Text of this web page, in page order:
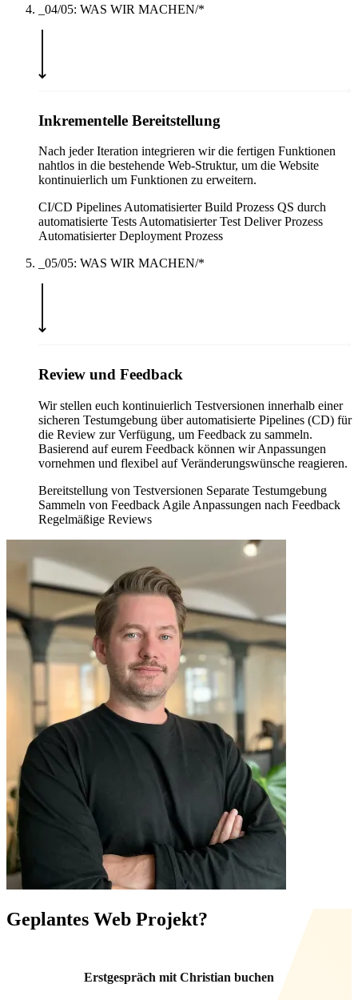
_04/05: WAS WIR MACHEN/*
Inkrementelle Bereitstellung
Nach jeder Iteration integrieren wir die fertigen Funktionen
nahtlos in die bestehende Web-Struktur, um die Website
kontinuierlich um Funktionen zu erweitern.
CI/CD Pipelines Automatisierter Build Prozess QS durch
automatisierte Tests Automatisierter Test Deliver Prozess
Automatisierter Deployment Prozess
_05/05: WAS WIR MACHEN/*
Review und Feedback
Wir stellen euch kontinuierlich Testversionen innerhalb einer
sicheren Testumgebung über automatisierte Pipelines (CD) für
die Review zur Verfügung, um Feedback zu sammeln.
Basierend auf eurem Feedback können wir Anpassungen
vornehmen und flexibel auf Veränderungswünsche reagieren.
Bereitstellung von Testversionen Separate Testumgebung
Sammeln von Feedback Agile Anpassungen nach Feedback
Regelmäßige Reviews
Geplantes Web Projekt?
Erstgespräch mit Christian buchen